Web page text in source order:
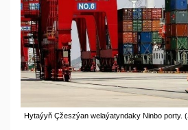
Hytaýyň Çžeszýan welaýatyndaky Ninbo porty.